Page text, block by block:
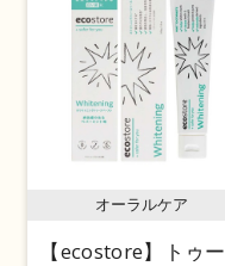
オーラルケア
【ecostore】トゥー